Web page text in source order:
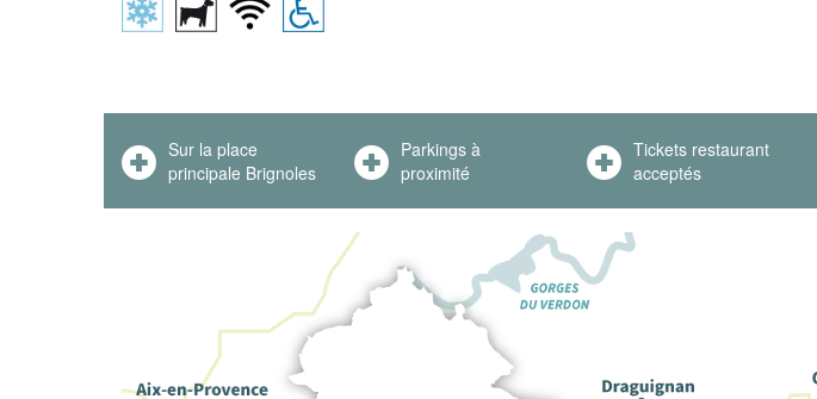
Sur la place
principale Brignoles
Parkings à
proximité
Tickets restaurant
acceptés